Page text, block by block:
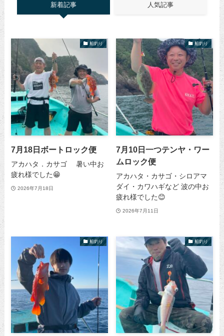
新着記事 人気記事
船釣り
7月18日ボートロック便
アカハタ．カサゴ 暑い中お
疲れ様でした😁
2026年7月18日
船釣り
7月10日一つテンヤ・ワー
ムロック便
アカハタ・カサゴ・シロアマ
ダイ・カワハギなど 波の中お
疲れ様でした😊
2026年7月11日
船釣り 船釣り